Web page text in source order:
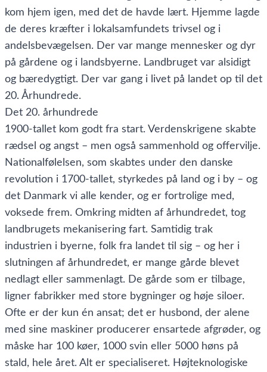
kom hjem igen, med det de havde lært. Hjemme lagde
de deres kræfter i lokalsamfundets trivsel og i
andelsbevægelsen. Der var mange mennesker og dyr
på gårdene og i landsbyerne. Landbruget var alsidigt
og bæredygtigt. Der var gang i livet på landet op til det
20. Århundrede.
Det 20. århundrede
1900-tallet kom godt fra start. Verdenskrigene skabte
rædsel og angst – men også sammenhold og offervilje.
Nationalfølelsen, som skabtes under den danske
revolution i 1700-tallet, styrkedes på land og i by – og
det Danmark vi alle kender, og er fortrolige med,
voksede frem. Omkring midten af århundredet, tog
landbrugets mekanisering fart. Samtidig trak
industrien i byerne, folk fra landet til sig – og her i
slutningen af århundredet, er mange gårde blevet
nedlagt eller sammenlagt. De gårde som er tilbage,
ligner fabrikker med store bygninger og høje siloer.
Ofte er der kun én ansat; det er husbond, der alene
med sine maskiner producerer ensartede afgrøder, og
måske har 100 køer, 1000 svin eller 5000 høns på
stald, hele året. Alt er specialiseret. Højteknologiske